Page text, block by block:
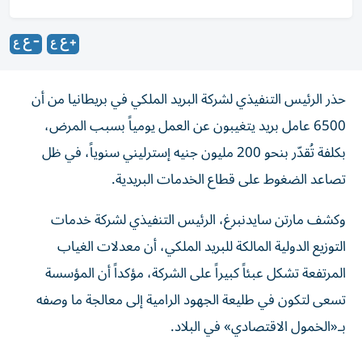
حذر الرئيس التنفيذي لشركة البريد الملكي في بريطانيا من أن
6500 عامل بريد يتغيبون عن العمل يومياً بسبب المرض،
بكلفة تُقدّر بنحو 200 مليون جنيه إسترليني سنوياً، في ظل
تصاعد الضغوط على قطاع الخدمات البريدية.
وكشف مارتن سايدنبرغ، الرئيس التنفيذي لشركة خدمات
التوزيع الدولية المالكة للبريد الملكي، أن معدلات الغياب
المرتفعة تشكل عبئاً كبيراً على الشركة، مؤكداً أن المؤسسة
تسعى لتكون في طليعة الجهود الرامية إلى معالجة ما وصفه
بـ«الخمول الاقتصادي» في البلاد.